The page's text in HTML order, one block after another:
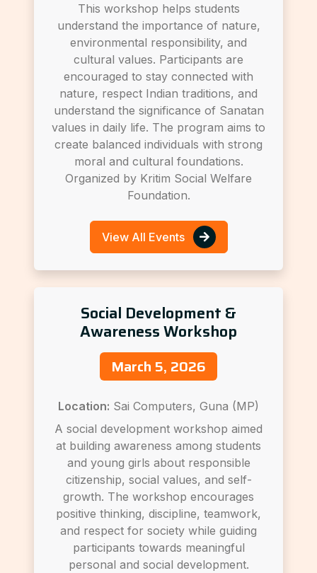
This workshop helps students
understand the importance of nature,
environmental responsibility, and
cultural values. Participants are
encouraged to stay connected with
nature, respect Indian traditions, and
understand the significance of Sanatan
values in daily life. The program aims to
create balanced individuals with strong
moral and cultural foundations.
Organized by Kritim Social Welfare
Foundation.
View All Events
Social Development &
Awareness Workshop
March 5, 2026
Location: Sai Computers, Guna (MP)
A social development workshop aimed
at building awareness among students
and young girls about responsible
citizenship, social values, and self-
growth. The workshop encourages
positive thinking, discipline, teamwork,
and respect for society while guiding
participants towards meaningful
personal and social development.